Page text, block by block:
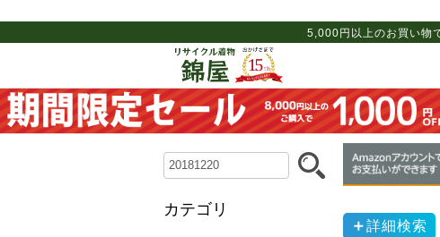
5,000円以上のお買い物
カテゴリ
詳細検索